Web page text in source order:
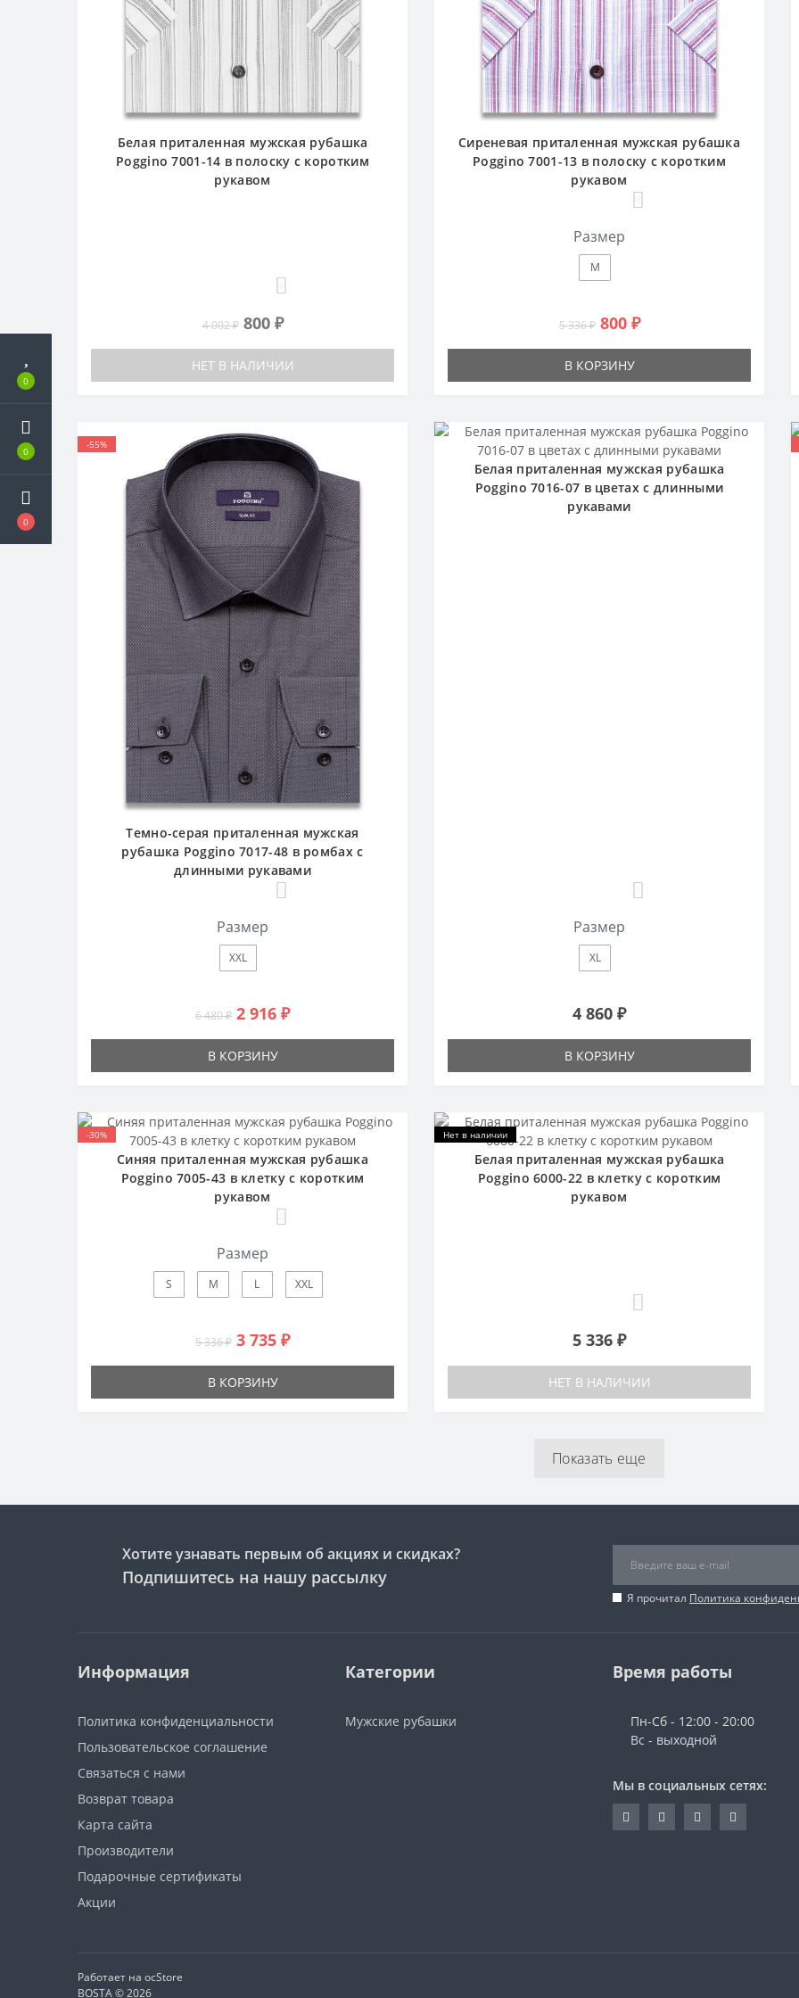
0
0
0
Белая приталенная мужская рубашка
Poggino 7001-14 в полоску с коротким
рукавом
4 002 ₽ 800 ₽
НЕТ В НАЛИЧИИ
Сиреневая приталенная мужская рубашка
Poggino 7001-13 в полоску с коротким
рукавом
Размер
M
5 336 ₽ 800 ₽
В КОРЗИНУ
-55%
Темно-серая приталенная мужская
рубашка Poggino 7017-48 в ромбах с
длинными рукавами
Размер
XXL
6 480 ₽ 2 916 ₽
В КОРЗИНУ
Белая приталенная мужская рубашка
Poggino 7016-07 в цветах с длинными
рукавами
Размер
XL
4 860 ₽
В КОРЗИНУ
-30%
Синяя приталенная мужская рубашка
Poggino 7005-43 в клетку с коротким
рукавом
Размер
S M L XXL
5 336 ₽ 3 735 ₽
В КОРЗИНУ
Нет в наличии
Белая приталенная мужская рубашка
Poggino 6000-22 в клетку с коротким
рукавом
5 336 ₽
НЕТ В НАЛИЧИИ
Показать еще
Хотите узнавать первым об акциях и скидках?
Подпишитесь на нашу рассылку
Я прочитал Политика
Информация
Политика конфиденциальности
Пользовательское соглашение
Связаться с нами
Возврат товара
Карта сайта
Производители
Подарочные сертификаты
Акции
Категории
Мужские рубашки
Время работы
Пн-Сб - 12:00 - 20:00
Вс - выходной
Мы в социальных сетях:
Работает на ocStore
BOSTA © 2026